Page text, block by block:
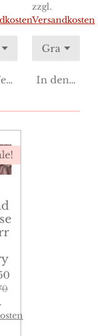
zzgl.
Versandkosten
In den